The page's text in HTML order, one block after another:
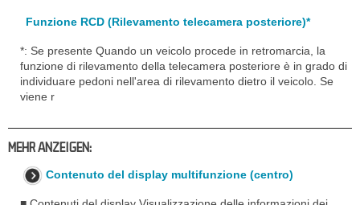
Funzione RCD (Rilevamento telecamera posteriore)*
*: Se presente Quando un veicolo procede in retromarcia, la
funzione di rilevamento della telecamera posteriore è in grado di
individuare pedoni nell'area di rilevamento dietro il veicolo. Se
viene r
MEHR ANZEIGEN:
Contenuto del display multifunzione (centro)